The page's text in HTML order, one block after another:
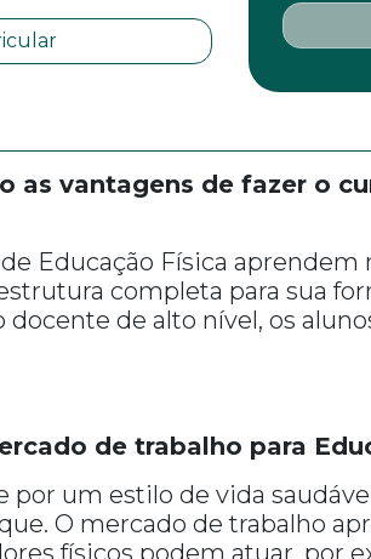
as vantagens de fazer o
Educação Física
completa para sua
de alto nível, os
de trabalho para
por um estilo de vida
O mercado de trabalho
físicos podem atuar, por